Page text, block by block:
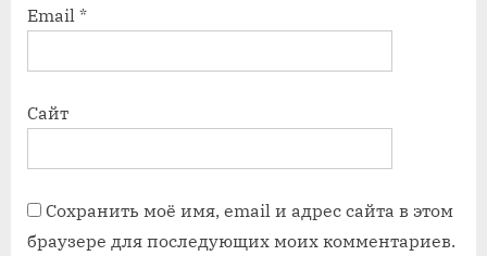
Email *
Сайт
Сохранить моё имя, email и адрес сайта в этом
браузере для последующих моих комментариев.